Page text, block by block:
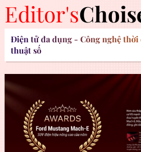
Editor's
Điện tử đa dụng - Công nghệ
thuật số